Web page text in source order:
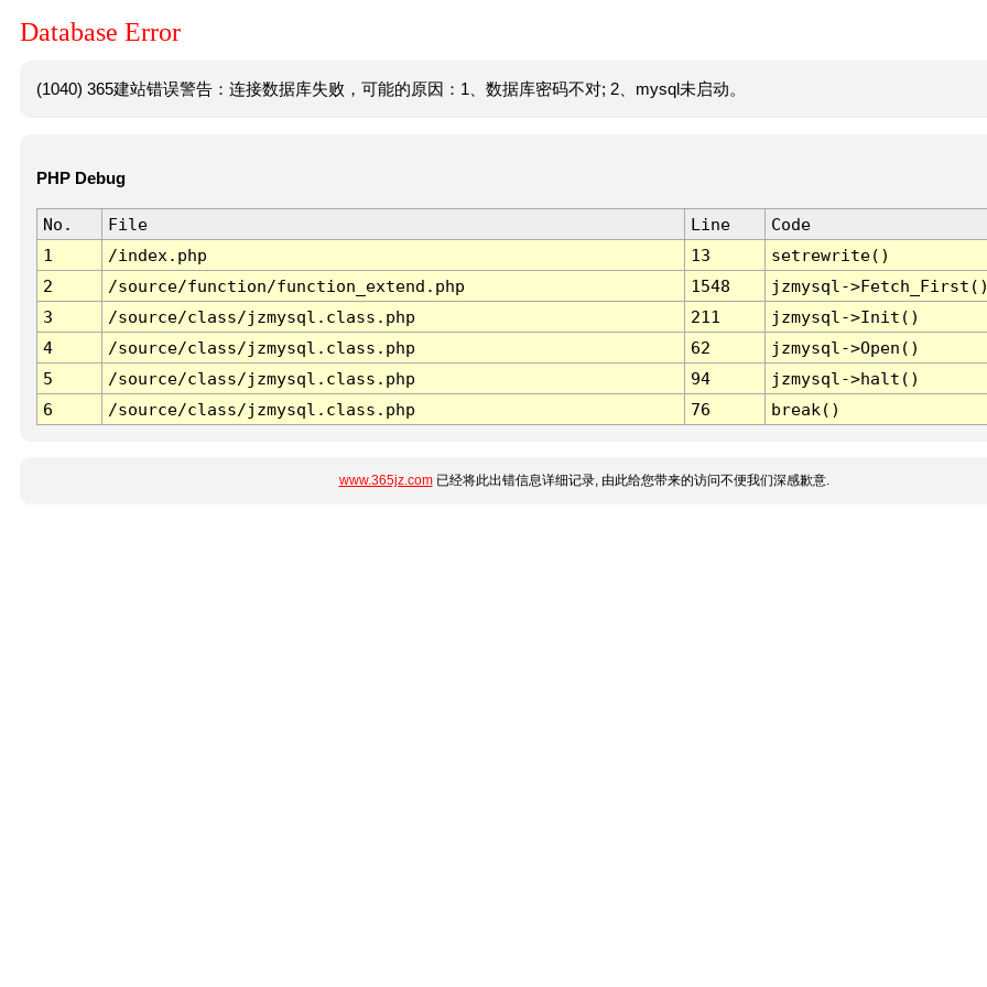
Database Error
(1040) 365建站错误警告：连接数据库失败，可能的原因：1、数据库密码不对; 2、mysql未启动。
PHP Debug
No. File Line
Code
1
/index.php 13
setrewrite()
2
/source/function/function_extend.php 1548
jzmysql-
3
/source/class/jzmysql.class.php 211
jzmysql->Init()
4
/source/class/jzmysql.class.php 62
jzmysql->Open()
5
/source/class/jzmysql.class.php 94
jzmysql->halt()
6
/source/class/jzmysql.class.php 76 break()
www.365jz.com已经将此出错信息详细记录, 由此给您带来的访问不便我们深感歉意.